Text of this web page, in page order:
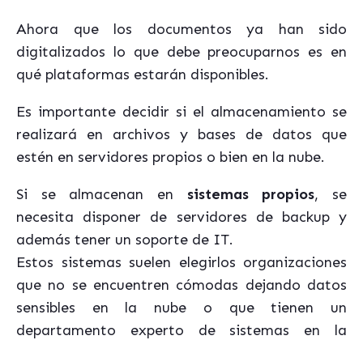
Ahora que los documentos ya han sido
digitalizados lo que debe preocuparnos es en
qué plataformas estarán disponibles.
Es importante decidir si el almacenamiento se
realizará en archivos y bases de datos que
estén en servidores propios o bien en la nube.
Si se almacenan en sistemas propios, se
necesita disponer de servidores de backup y
además tener un soporte de IT.
Estos sistemas suelen elegirlos organizaciones
que no se encuentren cómodas dejando datos
sensibles en la nube o que tienen un
departamento experto de sistemas en la